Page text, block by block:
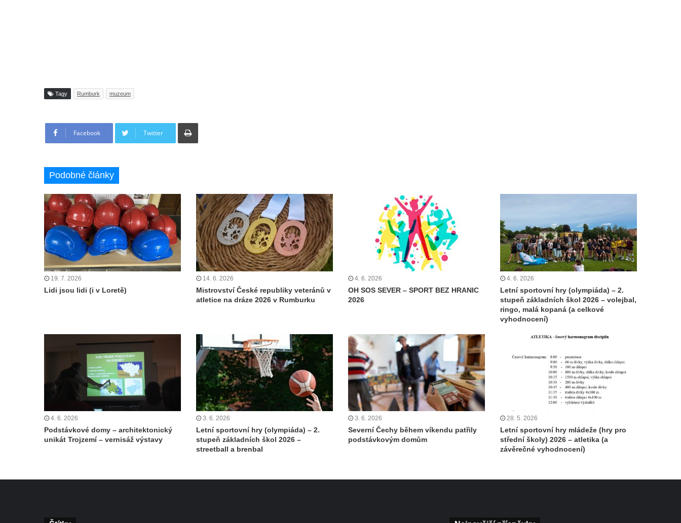
Tagy Rumburk muzeum
Facebook Twitter
Tisknout
Podobné články
19. 7. 2026
Lidi jsou lidi (i v Loretě)
14. 6. 2026
Mistrovství České republiky veteránů v
atletice na dráze 2026 v Rumburku
4. 6. 2026
OH SOS SEVER – SPORT BEZ HRANIC
2026
4. 6. 2026
Letní sportovní hry (olympiáda) – 2.
stupeň základních škol 2026 – volejbal,
ringo, malá kopaná (a celkové
vyhodnocení)
4. 6. 2026
Podstávkové domy – architektonický
unikát Trojzemí – vernisáž výstavy
3. 6. 2026
Letní sportovní hry (olympiáda) – 2.
stupeň základních škol 2026 –
streetball a brenbal
3. 6. 2026
Severní Čechy během víkendu patřily
podstávkovým domům
28. 5. 2026
Letní sportovní hry mládeže (hry pro
střední školy) 2026 – atletika (a
závěrečné vyhodnocení)